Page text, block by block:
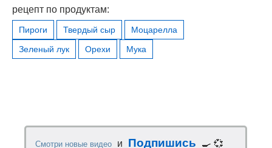
рецепт по продуктам:
Пироги Твердый сыр
Моцарелла
Зеленый лук
Орехи Мука
Смотри новые видео и Подпишись
🍳 💞